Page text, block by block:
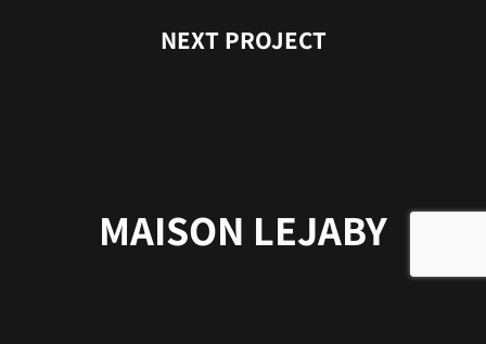
NEXT PROJECT
MAISON LEJABY